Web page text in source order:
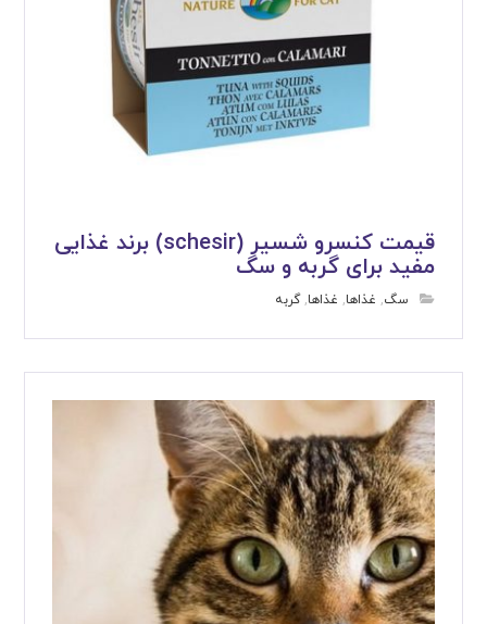
قیمت کنسرو شسیر (schesir) برند غذایی
مفید برای گربه و سگ
سگ, غذاها, غذاها,گربه